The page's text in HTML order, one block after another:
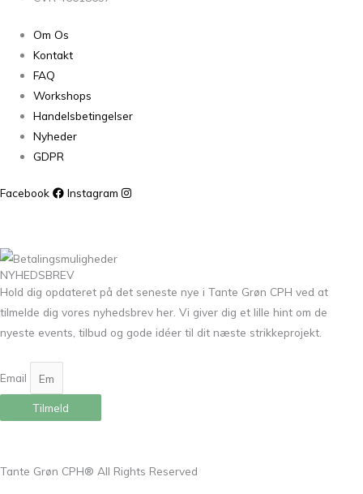
Om Os
Kontakt
FAQ
Workshops
Handelsbetingelser
Nyheder
GDPR
Facebook Instagram
NYHEDSBREV
Hold dig opdateret på det seneste nye i Tante Grøn CPH ved at
tilmelde dig vores nyhedsbrev her. Vi giver dig et lille hint om de
nyeste events, tilbud og gode idéer til dit næste strikkeprojekt.
Email
Tilmeld
Tante Grøn CPH® All Rights Reserved